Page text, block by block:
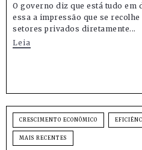
O governo diz que está tudo em
essa a impressão que se
setores privados diretamente...
Leia
CRESCIMENTO ECONÔMICO
MAIS RECENTES